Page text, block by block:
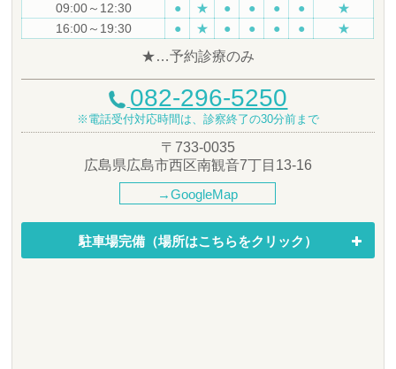
09:00～12:30 ● ★ ● ● ● ●
★
16:00～19:30
● ★ ● ● ● ● ★
★…予約診療のみ
082-296-5250
※電話受付対応時間は、診察終了の30分前まで
〒733-0035
広島県広島市西区南観音7丁目13-16
→GoogleMap
駐車場完備（場所はこちらをクリック）